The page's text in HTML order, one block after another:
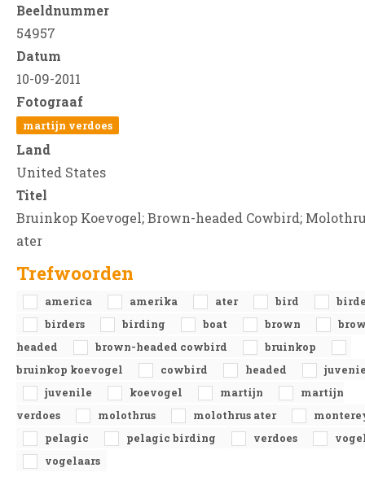
Beeldnummer
54957
Datum
10-09-2011
Fotograaf
martijn verdoes
Land
United States
Titel
Bruinkop Koevogel; Brown-headed Cowbird;
ater
Trefwoorden
america amerika ater bird
birders
birding boat brown
headed
brown-headed cowbird
bruinkop
bruinkop koevogel
cowbird headed
juvenile
koevogel martijn
martijn
verdoes
molothrus molothrus ater
pelagic
pelagic birding verdoes
vogelaars